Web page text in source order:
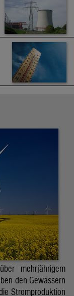
mehrjährigem
den Gewässern
Stromproduktion